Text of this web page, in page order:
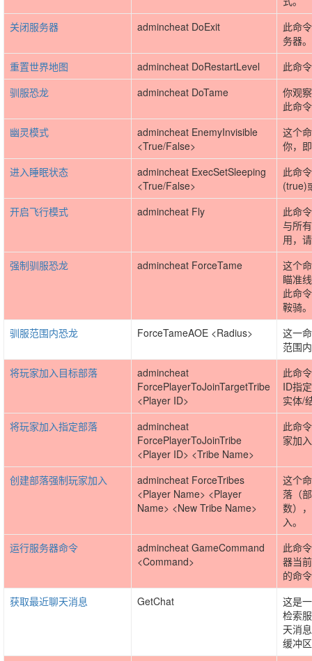
关闭服务器
admincheat DoExit
此命
务器。
重置世界地图
admincheat DoRestartLevel
此命
驯服恐龙
admincheat DoTame
你观
此命
幽灵模式
admincheat EnemyInvisible
<True/False>
这个
你，
进入睡眠状态
admincheat ExecSetSleeping
<True/False>
此命
(true)
开启飞行模式
admincheat Fly
此命
与所
用，
强制驯服恐龙
admincheat ForceTame
这个
瞄准
此命
鞍骑。
驯服范围内恐龙
ForceTameAOE <Radius>
这一
范围
将玩家加入目标部落
admincheat
ForcePlayerToJoinTargetTribe
<Player ID>
此命
ID指
实体/
将玩家加入指定部落
admincheat
ForcePlayerToJoinTribe
<Player ID> <Tribe Name>
此命
家加
创建部落强制玩家加入
admincheat ForceTribes
<Player Name> <Player
Name> <New Tribe Name>
这个
落（
数）
入。
运行服务器命令
admincheat GameCommand
<Command>
此命
器当
的命
获取最近聊天消息
GetChat
这是
检索
天消
缓冲